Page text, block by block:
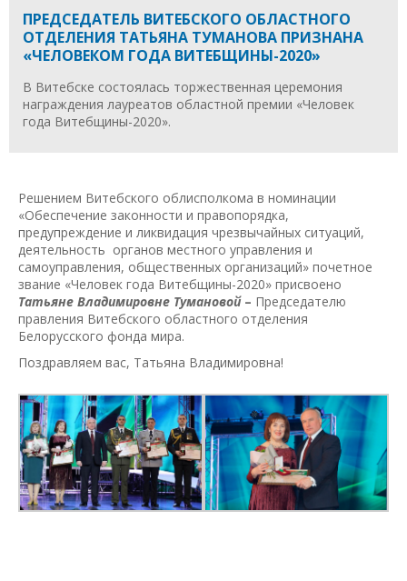
ПРЕДСЕДАТЕЛЬ ВИТЕБСКОГО ОБЛАСТНОГО
ОТДЕЛЕНИЯ ТАТЬЯНА ТУМАНОВА ПРИЗНАНА
«ЧЕЛОВЕКОМ ГОДА ВИТЕБЩИНЫ-2020»
В Витебске состоялась торжественная церемония
награждения лауреатов областной премии «Человек
года Витебщины-2020».
Решением Витебского облисполкома в номинации
«Обеспечение законности и правопорядка,
предупреждение и ликвидация чрезвычайных ситуаций,
деятельность органов местного управления и
самоуправления, общественных организаций» почетное
звание «Человек года Витебщины-2020» присвоено
Татьяне Владимировне Тумановой– Председателю
правления Витебского областного отделения
Белорусского фонда мира.
Поздравляем вас, Татьяна Владимировна!